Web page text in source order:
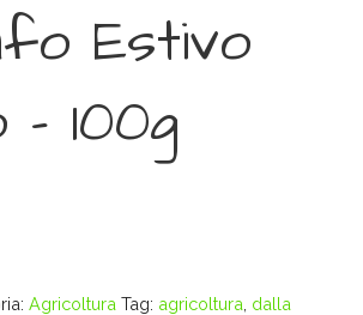
Estivo
100g
Agricoltura Tag: agricoltura dalla